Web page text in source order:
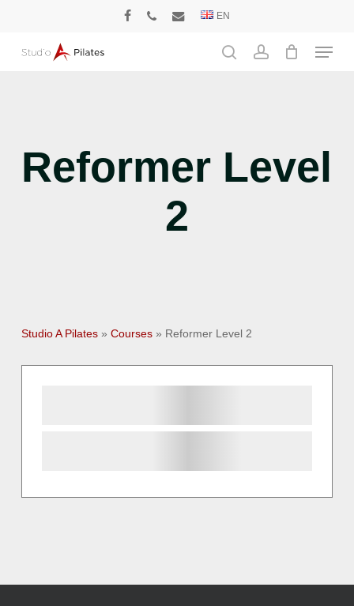
main
EN
Menu
Reformer Level
2
Studio A Pilates» Courses» Reformer Level 2